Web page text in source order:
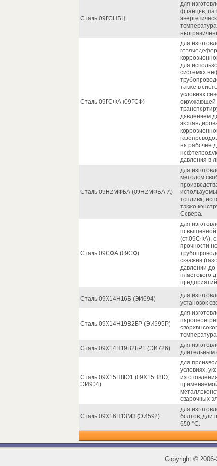
Сталь 09ГСНБЦ
для
фланцев,
Сталь 09ГСФА (09ГСФ)
для
для
системах
также в
условиях
окружающей
давлением
на рабочее
давления в
Сталь 09Н2МФБА (09Н2МФБА-А)
для
методом
топлива,
также
Севера.
Сталь 09СФА (09СФ)
для
повышенной
(ст.09СФА),
прочности
скважин
давлении до
пластового
Сталь 09Х14Н16Б (ЭИ694)
для
установок
Сталь 09Х14Н19В2БР (ЭИ695Р)
для
Сталь 09Х14Н19В2БР1 (ЭИ726)
для
длительным
Сталь 09Х15Н8Ю1 (09Х15Н8Ю;
ЭИ904)
для
условиях,
сварочных
Сталь 09Х16Н13М3 (ЭИ592)
для
болтов,
650 °С.
Copyright ©